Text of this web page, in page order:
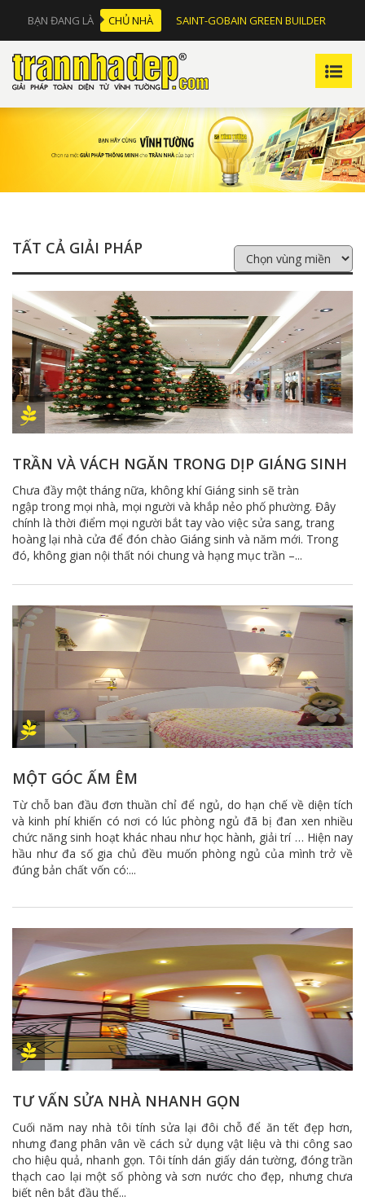
BẠN ĐANG LÀ CHỦ NHÀ SAINT-GOBAIN GREEN BUILDER
TẤT CẢ GIẢI PHÁP
TRẦN VÀ VÁCH NGĂN TRONG DỊP GIÁNG SINH
Chưa đầy một tháng nữa, không khí Giáng sinh sẽ tràn
ngập trong mọi nhà, mọi người và khắp nẻo phố phường. Đây
chính là thời điểm mọi người bắt tay vào việc sửa sang, trang
hoàng lại nhà cửa để đón chào Giáng sinh và năm mới. Trong
đó, không gian nội thất nói chung và hạng mục trần –...
MỘT GÓC ẤM ÊM
Từ chỗ ban đầu đơn thuần chỉ để ngủ, do hạn chế về diện tích
và kinh phí khiến có nơi có lúc phòng ngủ đã bị đan xen nhiều
chức năng sinh hoạt khác nhau như học hành, giải trí … Hiện nay
hầu như đa số gia chủ đều muốn phòng ngủ của mình trở về
đúng bản chất vốn có:...
TƯ VẤN SỬA NHÀ NHANH GỌN
Cuối năm nay nhà tôi tính sửa lại đôi chỗ để ăn tết đẹp hơn,
nhưng đang phân vân về cách sử dụng vật liệu và thi công sao
cho hiệu quả, nhanh gọn. Tôi tính dán giấy dán tường, đóng trần
thạch cao lại một số phòng và sơn nước cho đẹp, nhưng chưa
biết nên bắt đầu thế...